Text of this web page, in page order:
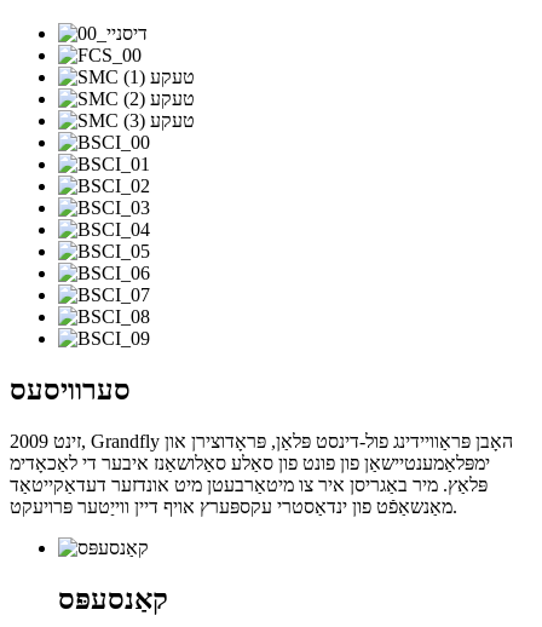
סערוויסעס
זינט 2009, Grandfly האָבן פּראַוויידינג פול-דינסט פּלאַן, פּראָדוצירן און
ימפּלאַמענטיישאַן פון פונט פון סאַלע סאַלושאַנז איבער די לאַכאָדימ
פּלאַץ. מיר באַגריסן איר צו מיטאַרבעטן מיט אונדזער דעדאַקייטאַד
מאַנשאַפֿט פון ינדאַסטרי עקספּערץ אויף דיין ווייַטער פּרויעקט.
קאַנסעפּס